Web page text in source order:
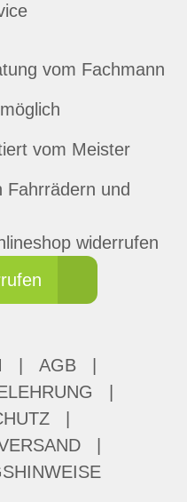
vom Fachmann
vom Meister
Fahrrädern und
widerrufen
AGB